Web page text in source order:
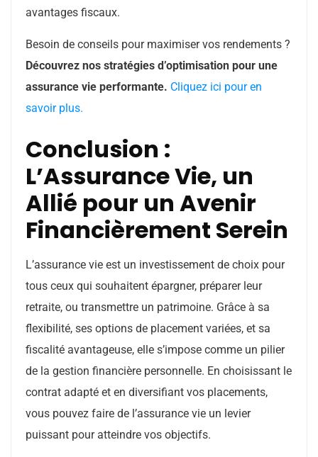
avantages fiscaux.
Besoin de conseils pour maximiser vos rendements ?
Découvrez nos stratégies d’optimisation pour une
assurance vie performante. Cliquez ici pour en
savoir plus.
Conclusion :
L’Assurance Vie, un
Allié pour un Avenir
Financièrement Serein
L’assurance vie est un investissement de choix pour
tous ceux qui souhaitent épargner, préparer leur
retraite, ou transmettre un patrimoine. Grâce à sa
flexibilité, ses options de placement variées, et sa
fiscalité avantageuse, elle s’impose comme un pilier
de la gestion financière personnelle. En choisissant le
contrat adapté et en diversifiant vos placements,
vous pouvez faire de l’assurance vie un levier
puissant pour atteindre vos objectifs.